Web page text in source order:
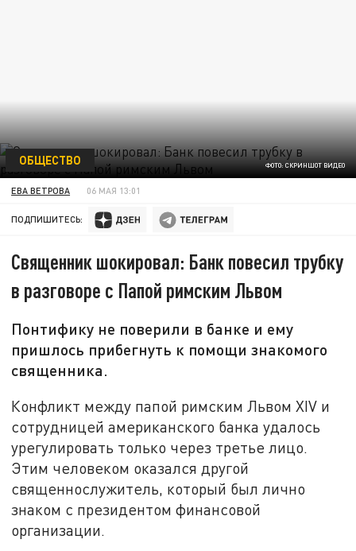
ФОТО: СКРИНШОТ ВИДЕО
ОБЩЕСТВО
ЕВА ВЕТРОВА 06 МАЯ 13:01
ПОДПИШИТЕСЬ:
Священник шокировал: Банк повесил трубку
в разговоре с Папой римским Львом
Понтифику не поверили в банке и ему
пришлось прибегнуть к помощи знакомого
священника.
Конфликт между папой римским Львом XIV и
сотрудницей американского банка удалось
урегулировать только через третье лицо.
Этим человеком оказался другой
священнослужитель, который был лично
знаком с президентом финансовой
организации.